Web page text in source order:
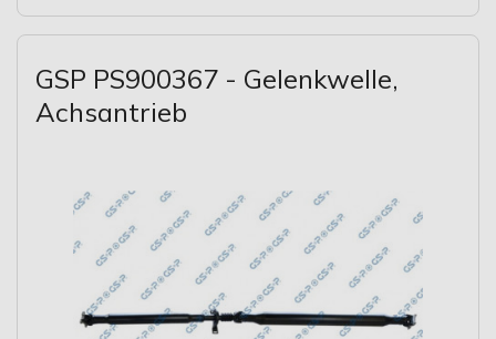
GSP PS900367 - Gelenkwelle,
Achsantrieb